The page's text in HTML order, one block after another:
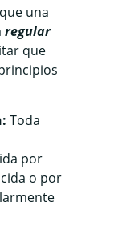
una
regular
que
Toda
por
o por